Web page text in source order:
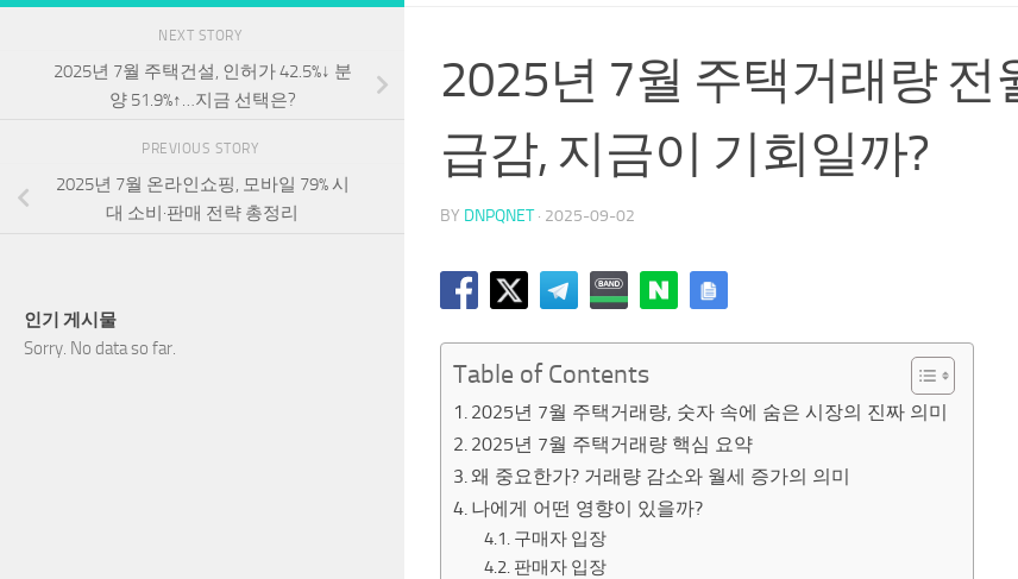
2025년 7월 주택거래량 전
급감, 지금이 기회일까?
BY DNPQNET · 2025-09-02
Table of Contents
2025년 7월 주택거래량, 숫자 속에 숨은 시장의 진짜 의미
2025년 7월 주택거래량 핵심 요약
왜 중요한가? 거래량 감소와 월세 증가의 의미
나에게 어떤 영향이 있을까?
구매자 입장
판매자 입장
NEXT STORY
2025년 7월 주택건설, 인허가 42.5%↓ 분
양 51.9%↑…지금 선택은?
PREVIOUS STORY
2025년 7월 온라인쇼핑, 모바일 79% 시
대 소비·판매 전략 총정리
인기 게시물
Sorry. No data so far.